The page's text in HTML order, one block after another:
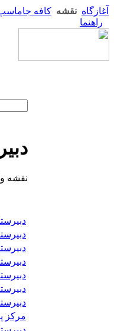
آغازگاه نقشه کافه
راهنما
نقشه و
مرکز